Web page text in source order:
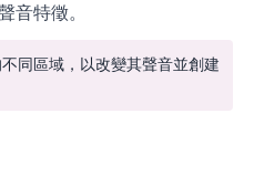
音特徵。
同區域，以改變其聲音並創建